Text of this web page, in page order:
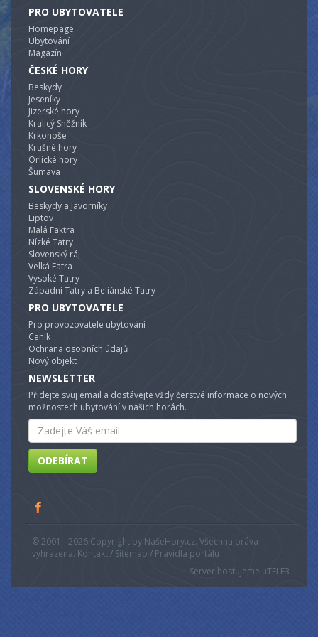
Druhý objekt (Vejměnek):
Zde jsou k dispozici 2 ložnice (1x dvoulůžkový pokoj a
1x čtyřlůžkový pokoj). I zde je sociální zařízení s
toaletou a sprchovým koutem (bojler 120l). I vybavení
kuchyni je stejné jako v prvním objektu, jen zde se
nachází pouze jedna lednice. Vytápění je možné el.
přímotopy.
PRO UBYTOVATELE
Homepage
Ubytování
Magazín
ČESKÉ HORY
Beskydy
Jeseníky
Jizerské hory
Kralicý Sněžník
Krkonoše
Krušné hory
Orlické hory
Šumava
SLOVENSKÉ HORY
Beskydy a Javorníky
Liptov
Malá Faktra
Nízké Tatry
Slovenský ráj
Velká Fatra
Vysoké Tatry
Západní Tatry a Beliánské Tatry
PRO UBYTOVATELE
Pro provozovatele ubytování
Ceník
Ochrana osobních údajů
Nový objekt
NEWSLETTER
Přidejte svuj email a dostávejte vždy čerstvé informace o nových
možnostech ubytování v našich horách.
Email
ODEBÍRAT
© 2001 - 2026 Copyright by NašeHory.cz. Všechna práva
vyhrazena. Kontakt / Sitemap / Pravidlá portálu
Server hostujeme uTELE3